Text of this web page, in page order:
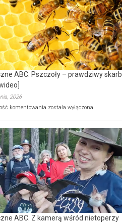
z
dofinansowaniem
ponad
15,6
mln
na
modernizację
oczyszczalni
ścieków
[wideo]
ABC. Pszczoły – prawdziwy skarb
2026
komentowania Ekologiczne
–
prawdziwy
skarb
natury
[wideo]
została wyłączona
ABC. Z kamerą wśród nietoperzy